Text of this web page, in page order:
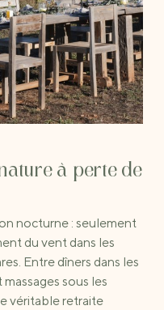
à perte de
nocturne : seulement
du vent dans les
Entre dîners dans les
sous les
véritable retraite